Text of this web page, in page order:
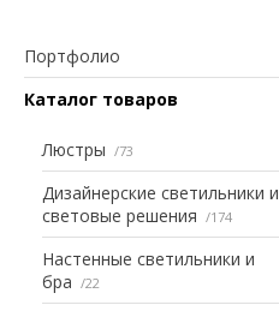
Портфолио
Каталог товаров
Люстры 73
Дизайнерские светильники и
световые решения
174
Настенные светильники и
бра
22